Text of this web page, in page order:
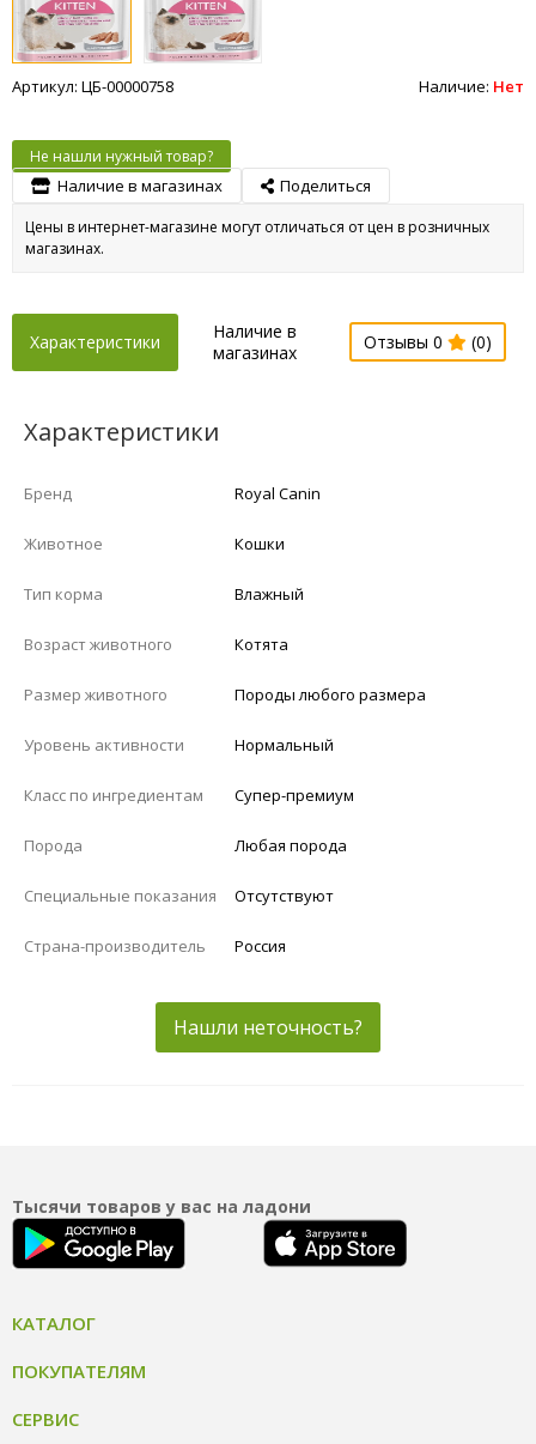
Артикул: ЦБ-00000758 Наличие: Нет
Не нашли нужный товар?
Наличие в магазинах Поделиться
Цены в интернет-магазине могут отличаться от цен в розничных
магазинах.
Характеристики
Наличие в
магазинах
Отзывы 0 (0)
Характеристики
Бренд Royal Canin
Животное Кошки
Тип корма Влажный
Возраст животного Котята
Размер животного Породы любого размера
Уровень активности Нормальный
Класс по ингредиентам Супер-премиум
Порода Любая порода
Специальные показания Отсутствуют
Страна-производитель Россия
Нашли неточность?
Тысячи товаров у вас на ладони
КАТАЛОГ
ПОКУПАТЕЛЯМ
СЕРВИС